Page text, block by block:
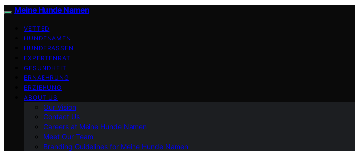
Meine Hunde Namen
VETTED
HUNDENAMEN
HUNDERASSEN
EXPERTENRAT
GESUNDHEIT
ERNAEHRUNG
ERZIEHUNG
ABOUT US
Our Vision
Contact Us
Careers at Meine Hunde Namen
Meet Our Team
Branding Guidelines for Meine Hunde Namen